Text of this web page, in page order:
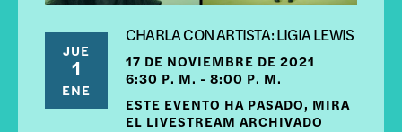
JUE
1
ENE
CHARLA CON ARTISTA: LIGIA LEWIS
17 DE NOVIEMBRE DE 2021
6:30 P. M. - 8:00 P. M.
ESTE EVENTO HA PASADO, MIRA
EL LIVESTREAM ARCHIVADO